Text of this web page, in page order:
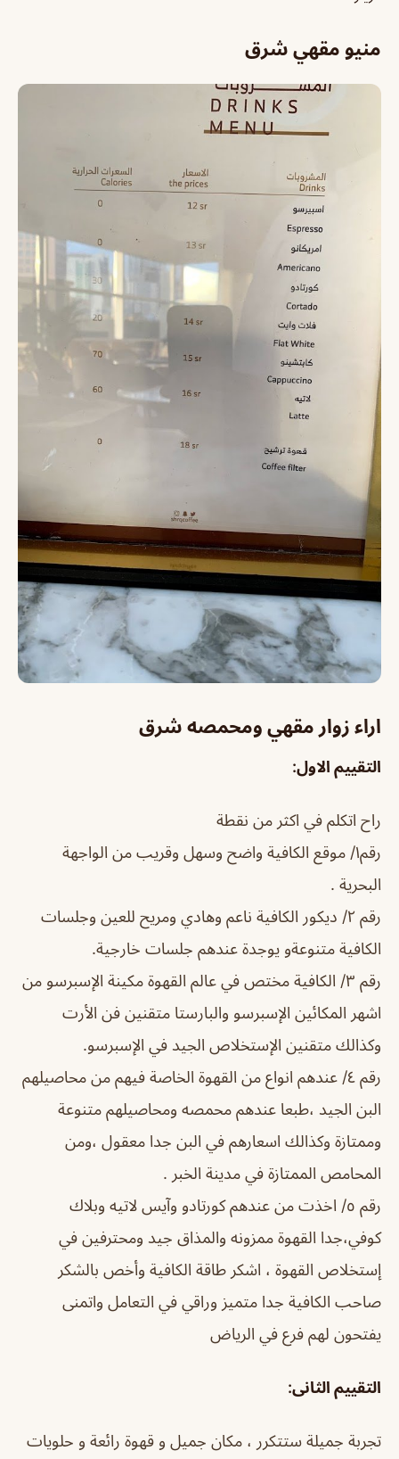
منيو مقهي شرق
اراء زوار مقهي ومحمصه شرق
التقييم الاول:
راح اتكلم في اكثر من نقطة
رقم١/ موقع الكافية واضح وسهل وقريب من الواجهة
البحرية .
رقم ٢/ ديكور الكافية ناعم وهادي ومريح للعين وجلسات
الكافية متنوعةو يوجدة عندهم جلسات خارجية.
رقم ٣/ الكافية مختص في عالم القهوة مكينة الإسبرسو من
اشهر المكائين الإسبرسو والبارستا متقنين فن الأرت
وكذالك متقنين الإستخلاص الجيد في الإسبرسو.
رقم ٤/ عندهم انواع من القهوة الخاصة فيهم من محاصيلهم
البن الجيد ،طبعا عندهم محمصه ومحاصيلهم متنوعة
وممتازة وكذالك اسعارهم في البن جدا معقول ،ومن
المحامص الممتازة في مدينة الخبر .
رقم ٥/ اخذت من عندهم كورتادو وآيس لاتيه وبلاك
كوفي،جدا القهوة ممزونه والمذاق جيد ومحترفين في
إستخلاص القهوة ، اشكر طاقة الكافية وأخص بالشكر
صاحب الكافية جدا متميز وراقي في التعامل واتمنى
يفتحون لهم فرع في الرياض
التقييم الثانى:
تجربة جميلة ستتكرر ، مكان جميل و قهوة رائعة و حلويات